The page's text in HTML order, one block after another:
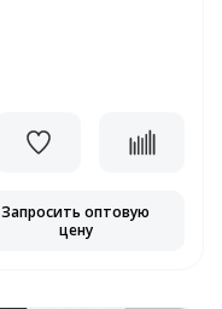
Запросить оптовую
цену